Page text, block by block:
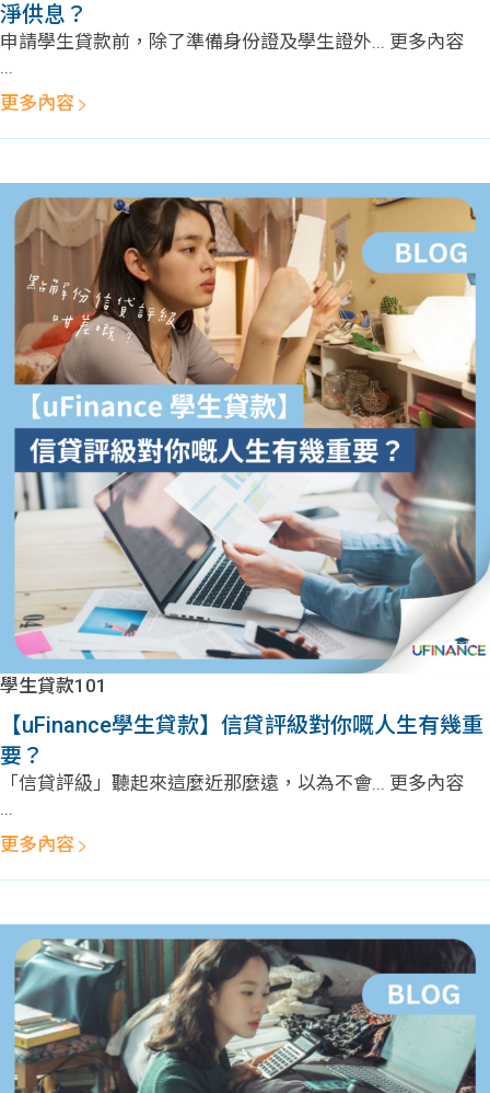
淨供息？
申請學生貸款前，除了準備身份證及學生證外... 更多內容
...
更多內容
學生貸款101
【uFinance學生貸款】信貸評級對你嘅人生有幾重
要？
「信貸評級」聽起來這麼近那麼遠，以為不會... 更多內容
...
更多內容